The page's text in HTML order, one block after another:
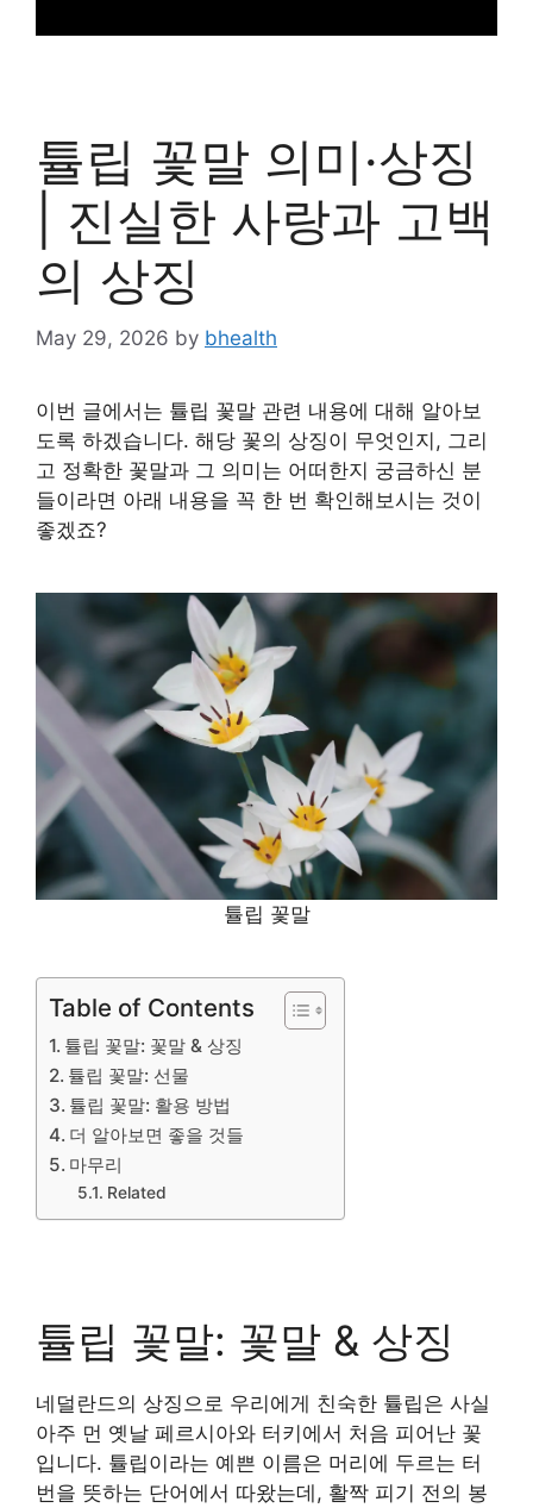
튤립 꽃말 의미·상징
| 진실한 사랑과 고백
의 상징
May 29, 2026 by bhealth
이번 글에서는 튤립 꽃말 관련 내용에 대해 알아보
도록 하겠습니다. 해당 꽃의 상징이 무엇인지, 그리
고 정확한 꽃말과 그 의미는 어떠한지 궁금하신 분
들이라면 아래 내용을 꼭 한 번 확인해보시는 것이
좋겠죠?
튤립 꽃말
Table of Contents
튤립 꽃말: 꽃말 & 상징
튤립 꽃말: 선물
튤립 꽃말: 활용 방법
더 알아보면 좋을 것들
마무리
Related
튤립 꽃말: 꽃말 & 상징
네덜란드의 상징으로 우리에게 친숙한 튤립은 사실
아주 먼 옛날 페르시아와 터키에서 처음 피어난 꽃
입니다. 튤립이라는 예쁜 이름은 머리에 두르는 터
번을 뜻하는 단어에서 따왔는데, 활짝 피기 전의 봉